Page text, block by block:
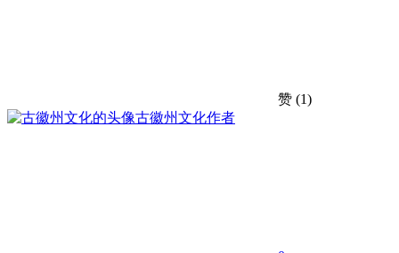
赞 (1)
古徽州文化作者